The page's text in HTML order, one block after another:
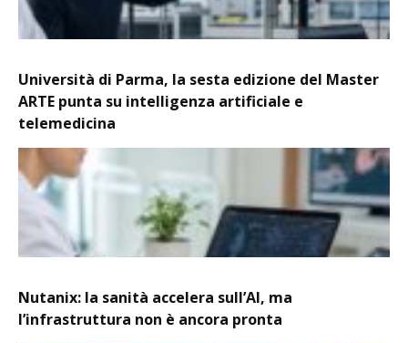
Università di Parma, la sesta edizione del Master
ARTE punta su intelligenza artificiale e
telemedicina
Nutanix: la sanità accelera sull’AI, ma
l’infrastruttura non è ancora pronta